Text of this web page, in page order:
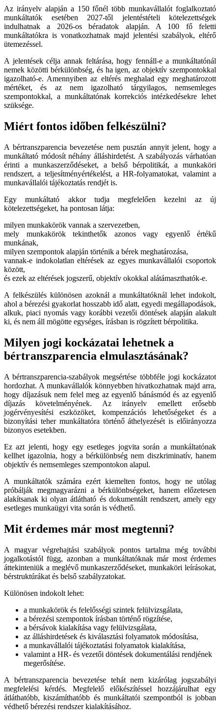
Az irányelv alapján a 150 főnél több munkavállalót foglalkoztató
munkáltatók esetében 2027-től jelentéstételi kötelezettségek
indulhatnak a 2026-os béradatok alapján. A 100 fő feletti
munkáltatókra is vonatkozhatnak majd jelentési szabályok, eltérő
ütemezéssel.
A jelentések célja annak feltárása, hogy fennáll-e a munkáltatónál
nemek közötti bérkülönbség, és ha igen, az objektív szempontokkal
igazolható-e. Amennyiben az eltérés meghalad egy meghatározott
mértéket, és az nem igazolható tárgyilagos, nemsemleges
szempontokkal, a munkáltatónak korrekciós intézkedésekre lehet
szüksége.
Miért fontos időben felkészülni?
A bértranszparencia bevezetése nem pusztán annyit jelent, hogy a
munkáltató módosít néhány álláshirdetést. A szabályozás várhatóan
érinti a munkaszerződéseket, a belső bérpolitikát, a munkaköri
rendszert, a teljesítményértékelést, a HR-folyamatokat, valamint a
munkavállalói tájékoztatás rendjét is.
Egy munkáltató akkor tudja megfelelően kezelni az új
kötelezettségeket, ha pontosan látja:
milyen munkakörök vannak a szervezetben,
mely munkakörök tekinthetők azonos vagy egyenlő értékű
munkának,
milyen szempontok alapján történik a bérek meghatározása,
vannak-e indokolatlan eltérések az egyes munkavállalói csoportok
között,
és ezek az eltérések jogszerű, objektív okokkal alátámaszthatók-e.
A felkészülés különösen azoknál a munkáltatóknál lehet indokolt,
ahol a bérezési gyakorlat hosszabb idő alatt, egyedi megállapodások,
alkuk, piaci nyomás vagy korábbi vezetői döntések alapján alakult
ki, és nem áll mögötte egységes, írásban is rögzített bérpolitika.
Milyen jogi kockázatai lehetnek a
bértranszparencia elmulasztásának?
A bértranszparencia-szabályok megsértése többféle jogi kockázatot
hordozhat. A munkavállalók könnyebben hivatkozhatnak majd arra,
hogy díjazásuk nem felel meg az egyenlő bánásmód és az egyenlő
díjazás követelményének. Az irányelv emellett erősebb
jogérvényesítési eszközöket, kompenzációs lehetőségeket és a
bizonyítási teher munkáltatóra történő áthelyezését is előirányozza
bizonyos esetekben.
Ez azt jelenti, hogy egy esetleges jogvita során a munkáltatónak
kellhet igazolnia, hogy a bérkülönbség nem diszkriminatív, hanem
objektív és nemsemleges szempontokon alapul.
A munkáltatók számára ezért kiemelten fontos, hogy ne utólag
próbálják megmagyarázni a bérkülönbségeket, hanem előzetesen
alakítsanak ki olyan átlátható és dokumentált rendszert, amely egy
esetleges munkaügyi vita során is védhető.
Mit érdemes már most megtenni?
A magyar végrehajtási szabályok pontos tartalma még további
jogalkotástól függ, azonban a munkáltatóknak már most érdemes
áttekinteniük a meglévő munkaszerződéseket, munkaköri leírásokat,
bérstruktúrákat és belső szabályzatokat.
Különösen indokolt lehet:
a munkakörök és felelősségi szintek felülvizsgálata,
a bérezési szempontok írásban történő rögzítése,
a bérsávok kialakítása vagy felülvizsgálata,
az álláshirdetések és kiválasztási folyamatok módosítása,
a munkavállalói tájékoztatási folyamatok kialakítása,
valamint a HR- és vezetői döntések dokumentálási rendjének
megerősítése.
A bértranszparencia bevezetése tehát nem kizárólag jogszabályi
megfelelési kérdés. Megfelelő előkészítéssel hozzájárulhat egy
átláthatóbb, kiszámíthatóbb és munkáltatói szempontból is jobban
védhető bérezési rendszer kialakításához.